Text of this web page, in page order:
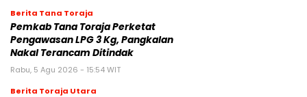
Berita Tana Toraja
Pemkab Tana Toraja Perketat
Pengawasan LPG 3 Kg, Pangkalan
Nakal Terancam Ditindak
Rabu, 5 Agu 2026 - 15:54 WIT
Berita Toraja Utara